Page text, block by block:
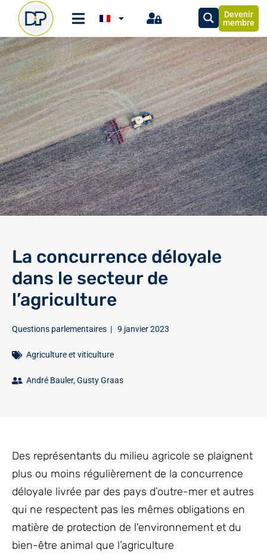
Devenir
membre
La concurrence déloyale
dans le secteur de
l’agriculture
Questions parlementaires | 9 janvier 2023
Agriculture et viticulture
André Bauler,Gusty Graas
Des représentants du milieu agricole se plaignent
plus ou moins régulièrement de la concurrence
déloyale livrée par des pays d’outre-mer et autres
qui ne respectent pas les mêmes obligations en
matière de protection de l’environnement et du
bien-être animal que l’agriculture